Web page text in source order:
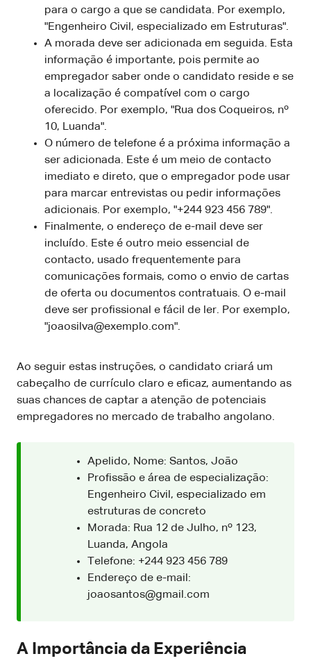
para o cargo a que se candidata. Por exemplo,
"Engenheiro Civil, especializado em Estruturas".
A morada deve ser adicionada em seguida. Esta
informação é importante, pois permite ao
empregador saber onde o candidato reside e se
a localização é compatível com o cargo
oferecido. Por exemplo, "Rua dos Coqueiros, nº
10, Luanda".
O número de telefone é a próxima informação a
ser adicionada. Este é um meio de contacto
imediato e direto, que o empregador pode usar
para marcar entrevistas ou pedir informações
adicionais. Por exemplo, "+244 923 456 789".
Finalmente, o endereço de e-mail deve ser
incluído. Este é outro meio essencial de
contacto, usado frequentemente para
comunicações formais, como o envio de cartas
de oferta ou documentos contratuais. O e-mail
deve ser profissional e fácil de ler. Por exemplo,
"joaosilva@exemplo.com".
Ao seguir estas instruções, o candidato criará um
cabeçalho de currículo claro e eficaz, aumentando as
suas chances de captar a atenção de potenciais
empregadores no mercado de trabalho angolano.
Apelido, Nome: Santos, João
Profissão e área de especialização:
Engenheiro Civil, especializado em
estruturas de concreto
Morada: Rua 12 de Julho, nº 123,
Luanda, Angola
Telefone: +244 923 456 789
Endereço de e-mail:
joaosantos@gmail.com
A Importância da Experiência